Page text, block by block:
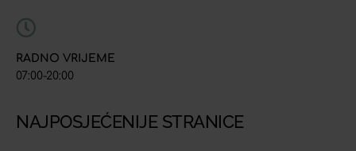
RADNO VRIJEME
07:00-20:00
NAJPOSJEĆENIJE STRANICE